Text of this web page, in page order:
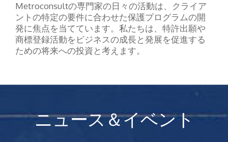
Metroconsultの専門家の日々の活動は、クライア
ントの特定の要件に合わせた保護プログラムの開
発に焦点を当てています。私たちは、特許出願や
商標登録活動をビジネスの成長と発展を促進する
ための将来への投資と考えます。
ニュース＆イベント